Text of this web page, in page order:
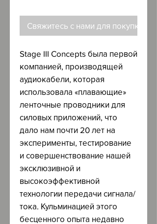
Свяжитесь с нами для покупки
Stage III Concepts была первой
компанией, производящей
аудиокабели, которая
использовала «плавающие»
ленточные проводники для
силовых приложений, что
дало нам почти 20 лет на
эксперименты, тестирование
и совершенствование нашей
эксклюзивной и
высокоэффективной
технологии передачи сигнала/
тока. Кульминацией этого
бесценного опыта недавно